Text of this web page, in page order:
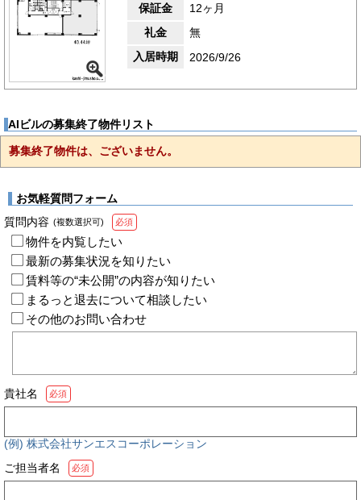
保証金
12ヶ月
礼金
無
入居時期
2026/9/26
AIビルの募集終了物件リスト
募集終了物件は、ございません。
お気軽質問フォーム
質問内容 (複数選択可) 必須
物件を内覧したい
最新の募集状況を知りたい
賃料等の“未公開”の内容が知りたい
まるっと退去について相談したい
その他のお問い合わせ
貴社名 必須
(例) 株式会社サンエスコーポレーション
ご担当者名
必須